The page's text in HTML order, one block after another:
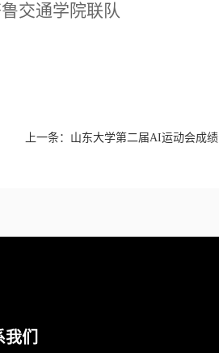
交通学院联队
上一条： 山东大学第二届AI运动会成
们